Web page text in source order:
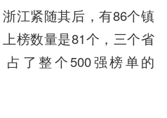
江紧随其后，有86个镇
榜数量是81个，三个省
了整个500强榜单的